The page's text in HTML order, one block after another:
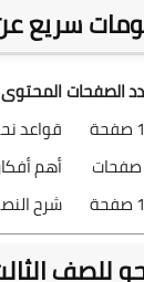
سريع عن
الصفحاتالمحتوى
قواعد
أهم
شرح
الثالث